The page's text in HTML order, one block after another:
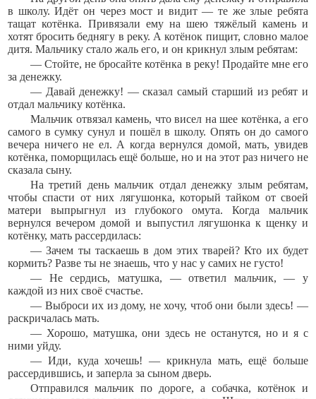
в школу. Идёт он через мост и видит — те же злые ребята
тащат котёнка. Привязали ему на шею тяжёлый камень и
хотят бросить беднягу в реку. А котёнок пищит, словно малое
дитя. Мальчику стало жаль его, и он крикнул злым ребятам:
— Стойте, не бросайте котёнка в реку! Продайте мне его
за денежку.
— Давай денежку! — сказал самый старший из ребят и
отдал мальчику котёнка.
Мальчик отвязал камень, что висел на шее котёнка, а его
самого в сумку сунул и пошёл в школу. Опять он до самого
вечера ничего не ел. А когда вернулся домой, мать, увидев
котёнка, поморщилась ещё больше, но и на этот раз ничего не
сказала сыну.
На третий день мальчик отдал денежку злым ребятам,
чтобы спасти от них лягушонка, который тайком от своей
матери выпрыгнул из глубокого омута. Когда мальчик
вернулся вечером домой и выпустил лягушонка к щенку и
котёнку, мать рассердилась:
— Зачем ты таскаешь в дом этих тварей? Кто их будет
кормить? Разве ты не знаешь, что у нас у самих не густо!
— Не сердись, матушка, — ответил мальчик, — у
каждой из них своё счастье.
— Выброси их из дому, не хочу, чтоб они были здесь! —
раскричалась мать.
— Хорошо, матушка, они здесь не останутся, но и я с
ними уйду.
— Иди, куда хочешь! — крикнула мать, ещё больше
рассердившись, и заперла за сыном дверь.
Отправился мальчик по дороге, а собачка, котёнок и